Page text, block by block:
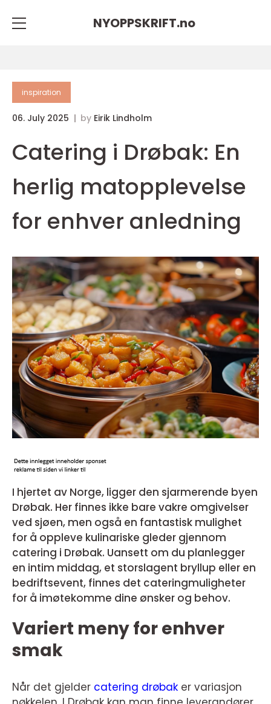
NYOPPSKRIFT.no
inspiration
06. July 2025 by Eirik Lindholm
Catering i Drøbak: En
herlig matopplevelse
for enhver anledning
I hjertet av Norge, ligger den sjarmerende byen
Drøbak. Her finnes ikke bare vakre omgivelser
ved sjøen, men også en fantastisk mulighet
for å oppleve kulinariske gleder gjennom
catering i Drøbak. Uansett om du planlegger
en intim middag, et storslagent bryllup eller en
bedriftsevent, finnes det cateringmuligheter
for å imøtekomme dine ønsker og behov.
Variert meny for enhver
smak
Når det gjelder catering drøbak er variasjon